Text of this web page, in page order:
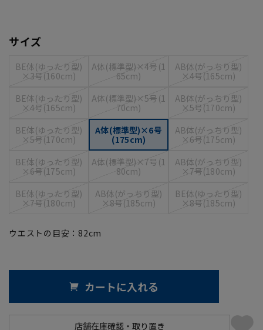
サイズ
BE体(ゆったり型)
×3号(160cm)
A体(標準型)×4号(1
65cm)
AB体(がっちり型)
×4号(165cm)
BE体(ゆったり型)
×4号(165cm)
A体(標準型)×5号(1
70cm)
AB体(がっちり型)
×5号(170cm)
BE体(ゆったり型)
×5号(170cm)
A体(標準型)×6号
(175cm)
AB体(がっちり型)
×6号(175cm)
BE体(ゆったり型)
×6号(175cm)
A体(標準型)×7号(1
80cm)
AB体(がっちり型)
×7号(180cm)
BE体(ゆったり型)
×7号(180cm)
AB体(がっちり型)
×8号(185cm)
BE体(ゆったり型)
×8号(185cm)
ウエストの目安： 82cm
カートに入れる